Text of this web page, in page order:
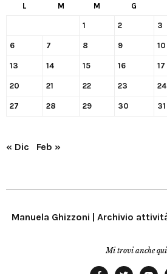
L M M G
1 2 3
6 7 8 9 10
13 14 15 16 17
20 21 22 23 24
27 28 29 30 31
« Dic Feb »
Manuela Ghizzoni | Archivio
Mi trovi anche qui